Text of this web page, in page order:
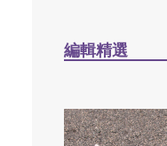
編輯精選